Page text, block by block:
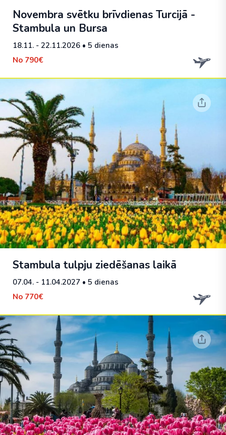
Novembra svētku brīvdienas Turcijā -
Stambula un Bursa
18.11. - 22.11.2026 • 5 dienas
No 790€
Stambula tulpju ziedēšanas laikā
07.04. - 11.04.2027 • 5 dienas
No 770€